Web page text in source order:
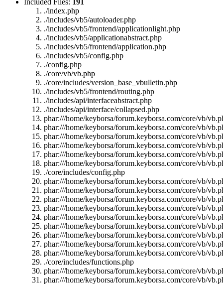
Included Files: 191
./index.php
./includes/vb5/autoloader.php
./includes/vb5/frontend/applicationlight.php
./includes/vb5/applicationabstract.php
./includes/vb5/frontend/application.php
./includes/vb5/config.php
./config.php
./core/vb/vb.php
./core/includes/version_base_vbulletin.php
./includes/vb5/frontend/routing.php
./includes/api/interfaceabstract.php
./includes/api/interface/collapsed.php
phar:///home/keyborsa/forum.keyborsa.com/core/vb/
phar:///home/keyborsa/forum.keyborsa.com/core/vb/
phar:///home/keyborsa/forum.keyborsa.com/core/vb/
phar:///home/keyborsa/forum.keyborsa.com/core/vb/
phar:///home/keyborsa/forum.keyborsa.com/core/vb/
phar:///home/keyborsa/forum.keyborsa.com/core/vb/
./core/includes/config.php
phar:///home/keyborsa/forum.keyborsa.com/core/vb/
phar:///home/keyborsa/forum.keyborsa.com/core/vb/
phar:///home/keyborsa/forum.keyborsa.com/core/vb/
phar:///home/keyborsa/forum.keyborsa.com/core/vb/
phar:///home/keyborsa/forum.keyborsa.com/core/vb/
phar:///home/keyborsa/forum.keyborsa.com/core/vb/
phar:///home/keyborsa/forum.keyborsa.com/core/vb/
phar:///home/keyborsa/forum.keyborsa.com/core/vb/
phar:///home/keyborsa/forum.keyborsa.com/core/vb/
./core/includes/functions.php
phar:///home/keyborsa/forum.keyborsa.com/core/vb/
phar:///home/keyborsa/forum.keyborsa.com/core/vb/